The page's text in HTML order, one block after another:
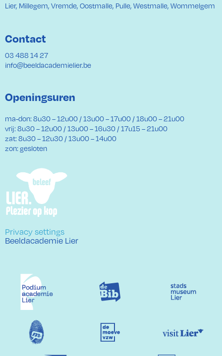
Lier, Millegem, Vremde, Oostmalle, Pulle, Westmalle, Wommelgem
Contact
03 488 14 27
info@beeldacademielier.be
Openingsuren
ma-don: 8u30 – 12u00 / 13u00 – 17u00 / 18u00 – 21u00
vrij: 8u30 – 12u00 / 13u00 – 16u30 / 17u15 – 21u00
zat: 8u30 – 12u30 / 13u00 – 14u00
zon: gesloten
Privacy settings
Beeldacademie Lier